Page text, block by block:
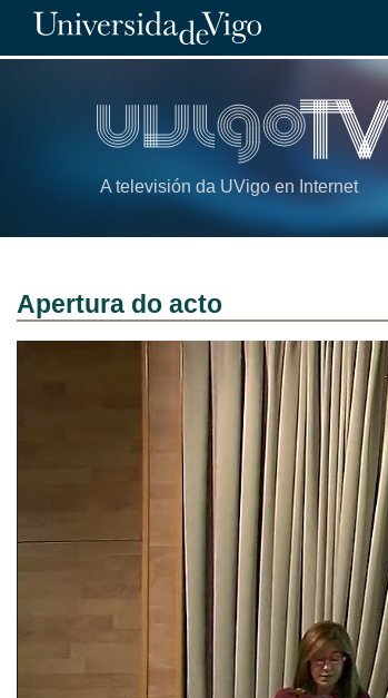
A televisión da UVigo en Internet
Apertura do acto